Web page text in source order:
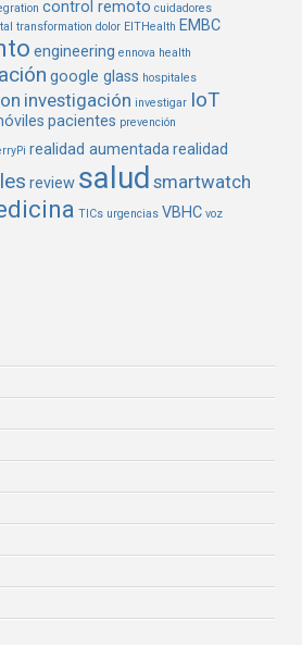
control remoto cuidadores
transformation dolor EITHealth EMBC
engineering ennova health
google glass hospitales
investigación investigar IoT
pacientes prevención
realidad aumentadarealidad
review salud smartwatch
TICs urgencias VBHC voz